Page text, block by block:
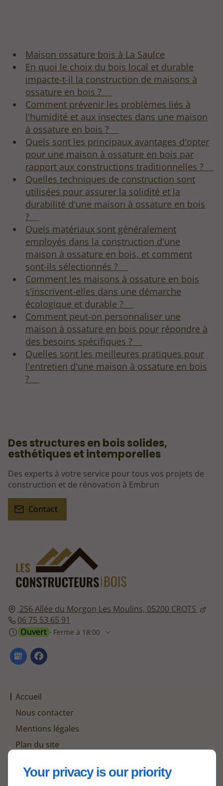
Your privacy is our priority
Maison ossature bois à La Saulce
En quoi le choix du bois local et durable
impacte-t-il la construction de maisons à
ossature en bois ?
Comment prévenir les problèmes liés à
l'humidité et aux insectes dans une maison
à ossature en bois ?
Quels sont les principaux avantages d'opter
pour une maison à ossature en bois par
rapport aux constructions traditionnelles ?
Quelles techniques de construction sont
utilisées pour assurer la solidité et la
durabilité d'une maison à ossature en bois
?
Quels matériaux sont généralement
employés dans la construction d'une
maison à ossature en bois, et comment
sont-ils sélectionnés ?
Comment les maisons à ossature en bois
s'inscrivent-elles dans une démarche
écologique et durable ?
Comment peut-on personnaliser une
maison à ossature en bois pour répondre à
des besoins spécifiques ?
Quelles sont les meilleures pratiques pour
l'entretien d'une maison à ossature en bois
?
256 Allée du Morgon Les Moulins, 05200 CROTS
06 75 53 65 91
Ouvert ⋅ Ferme à 18:00
Accueil
Nous contacter
Mentions légales
Plan du site
Des structures en bois solides,
esthétiques et intemporelles
Des experts à votre service pour tous vos projets de
construction et de rénovation à Embrun
Contact